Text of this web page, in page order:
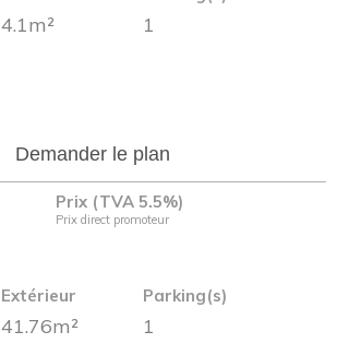
4.1m² 1
Demander le plan
Prix (TVA 5.5%)
Prix direct promoteur
Extérieur
41.76m²
Parking(s)
1